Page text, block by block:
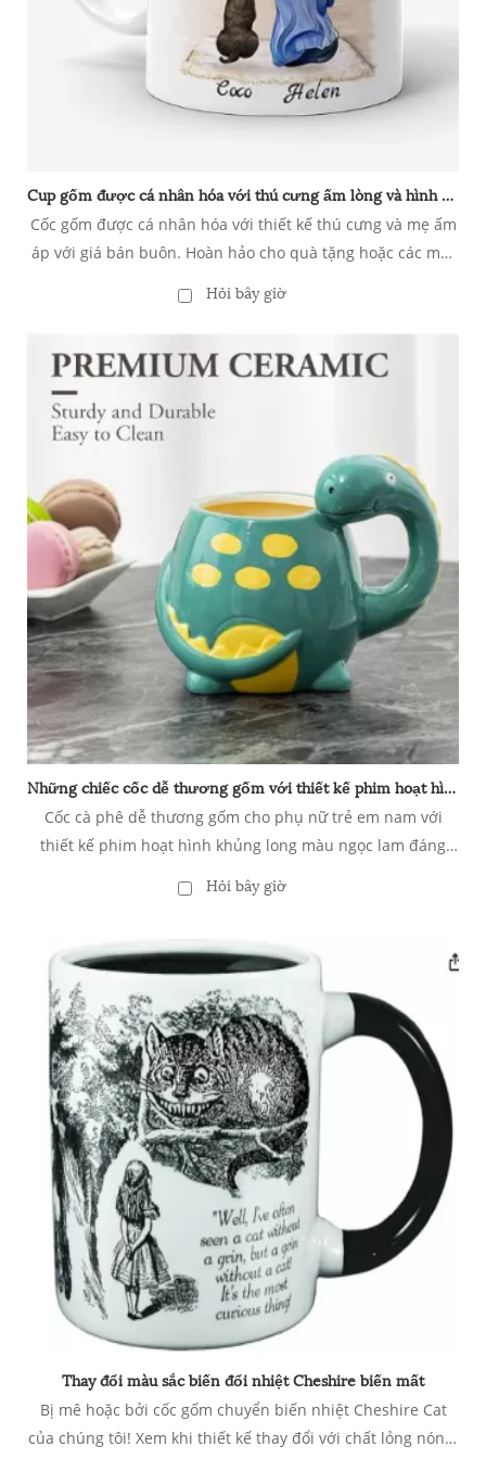
Cup gốm được cá nhân hóa với thú cưng ấm lòng và hình ảnh mẹ
Cốc gốm được cá nhân hóa với thiết kế thú cưng và mẹ ấm
áp với giá bán buôn. Hoàn hảo cho quà tặng hoặc các mặt
Mug - Cup gốm được cá nhân hóa với thú cưng ấm lòng và
hình ảnh mẹ - quà cho những người yêu chó
Hỏi bây giờ
Những chiếc cốc dễ thương gốm với thiết kế phim hoạt hình khủng long brontosaurus
Cốc cà phê dễ thương gốm cho phụ nữ trẻ em nam với
thiết kế phim hoạt hình khủng long màu ngọc lam đáng
Hỏi bây giờ
Thay đổi màu sắc biến đổi nhiệt Cheshire biến mất
Bị mê hoặc bởi cốc gốm chuyển biến nhiệt Cheshire Cat
của chúng tôi! Xem khi thiết kế thay đổi với chất lỏng nóng.